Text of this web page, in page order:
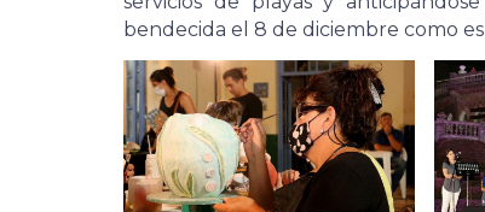
bendecida el 8 de diciembre como